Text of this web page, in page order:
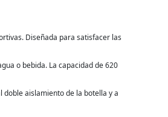
Diseñada para satisfacer las
o bebida. La capacidad de 620
aislamiento de la botella y a